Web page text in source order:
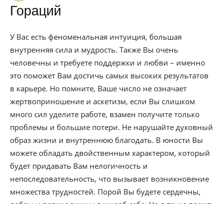
Гораций
У Вас есть феноменальная интуиция, большая
внутренняя сила и мудрость. Также Вы очень
человечны и требуете поддержки и любви – именно
это поможет Вам достичь самых высоких результатов
в карьере. Но помните, Ваше число не означает
жертвоприношение и аскетизм, если Вы слишком
много сил уделите работе, взамен получите только
проблемы и большие потери. Не нарушайте духовный
образ жизни и внутреннюю благодать. В юности Вы
можете обладать двойственным характером, который
будет придавать Вам нелогичность и
непоследовательность, что вызывает возникновение
множества трудностей. Порой Вы будете сердечны,